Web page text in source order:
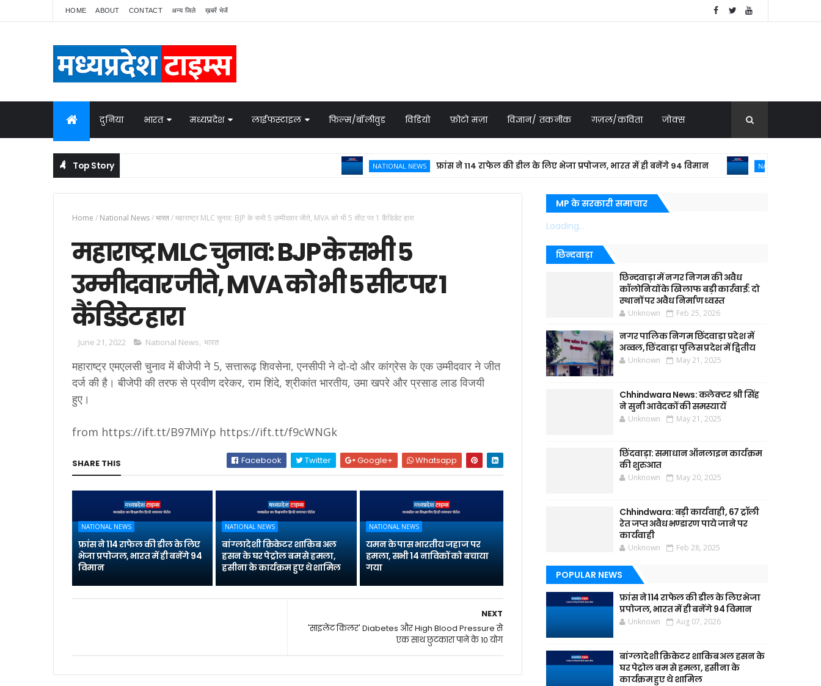
HOME ABOUT CONTACT अन्य जिले ख़बरें भेजें
दुनिया भारत मध्यप्रदेश लाईफस्टाइल फिल्म/बॉलीवुड विडियो फ़ोटो मज़ा विज्ञान/ तकनीक ग़ज़ल/कविता जोक्स
Top Story NATIONAL NEWS फ्रांस ने 114 राफेल की डील के लिए भेजा प्रपोजल, भारत में ही बनेंगे 94 विमान NATIONAL NEWS
Home / National News/भारत/महाराष्ट्र MLC चुनाव: BJP के सभी 5 उम्मीदवार जीते, MVA को भी 5 सीट पर 1 कैंडिडेट हारा
महाराष्ट्र MLC चुनाव: BJP के सभी 5
उम्मीदवार जीते, MVA को भी 5 सीट पर 1
कैंडिडेट हारा
June 21, 2022 National News, भारत
महाराष्ट्र एमएलसी चुनाव में बीजेपी ने 5, सत्तारूढ़ शिवसेना, एनसीपी ने दो-दो और कांग्रेस के एक उम्मीदवार ने जीत
दर्ज की है। बीजेपी की तरफ से प्रवीण दरेकर, राम शिंदे, श्रीकांत भारतीय, उमा खपरे और प्रसाड लाड विजयी
हुए।
from https://ift.tt/B97MiYp https://ift.tt/f9cWNGk
SHARE THIS Facebook Twitter Google+ Whatsapp
NATIONAL NEWS
फ्रांस ने 114 राफेल की डील के लिए
भेजा प्रपोजल, भारत में ही बनेंगे 94
विमान
NATIONAL NEWS
बांग्लादेशी क्रिकेटर शाकिब अल
हसन के घर पेट्रोल बम से हमला,
हसीना के कार्यक्रम हुए थे शामिल
NATIONAL NEWS
यमन के पास भारतीय जहाज पर
हमला, सभी 14 नाविकों को बचाया
गया
NEXT
'साइलेंट किलर' Diabetes और High Blood Pressure से
एक साथ छुटकारा पाने के 10 योग
MP के सरकारी समाचार
Loading...
छिन्दवाड़ा
छिन्दवाड़ा में नगर निगम की अवैध
कॉलोनियों के खिलाफ बड़ी कार्रवाई: दो
स्थानों पर अवैध निर्माण ध्वस्त
Unknown Feb 25, 2026
नगर पालिक निगम छिंदवाड़ा प्रदेश में
अव्वल, छिंदवाड़ा पुलिस प्रदेश में द्वितीय
Unknown May 21, 2025
Chhindwara News: कलेक्टर श्री सिंह
ने सुनी आवेदकों की समस्यायें
Unknown May 21, 2025
छिंदवाड़ा: समाधान ऑनलाइन कार्यक्रम
की शुरुआत
Unknown May 20, 2025
Chhindwara: बड़ी कार्यवाही, 67 ट्रॉली
रेत जप्त अवैध भण्डारण पाये जाने पर
कार्यवाही
Unknown Feb 28, 2025
POPULAR NEWS
फ्रांस ने 114 राफेल की डील के लिए भेजा
प्रपोजल, भारत में ही बनेंगे 94 विमान
Unknown Aug 07, 2026
बांग्लादेशी क्रिकेटर शाकिब अल हसन के
घर पेट्रोल बम से हमला, हसीना के
कार्यक्रम हुए थे शामिल